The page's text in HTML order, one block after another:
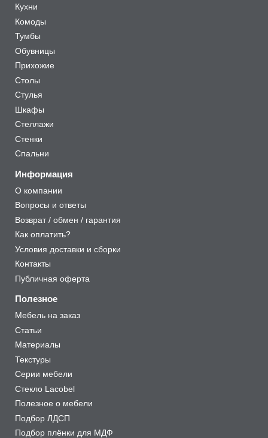
Кухни
Комоды
Тумбы
Обувницы
Прихожие
Столы
Стулья
Шкафы
Стеллажи
Стенки
Спальни
Информация
О компании
Вопросы и ответы
Возврат / обмен / гарантия
Как оплатить?
Условия доставки и сборки
Контакты
Публичная оферта
Полезное
Мебель на заказ
Статьи
Материалы
Текстуры
Серии мебели
Стекло Lacobel
Полезное о мебели
Подбор ЛДСП
Подбор плёнки для МДФ